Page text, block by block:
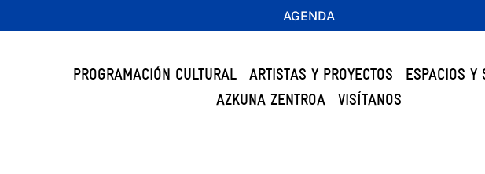
AGENDA
PROGRAMACIÓN CULTURAL ARTISTAS Y PROYECTOS
ESPACIOS Y
AZKUNA ZENTROA
VISÍTANOS